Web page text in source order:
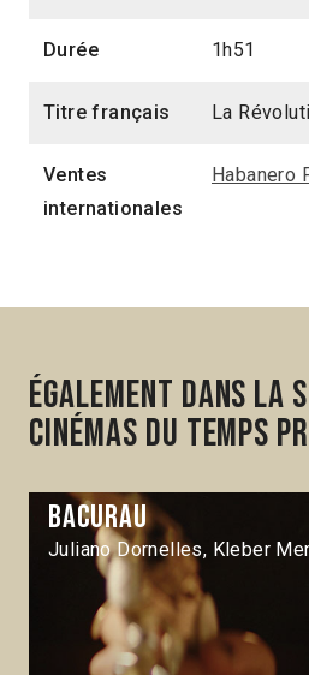
Durée 1h51
Titre français La
Ventes
internationales
Habanero
Également dans la
Cinémas du temps
Bacurau
Juliano Dornelles, Kleber